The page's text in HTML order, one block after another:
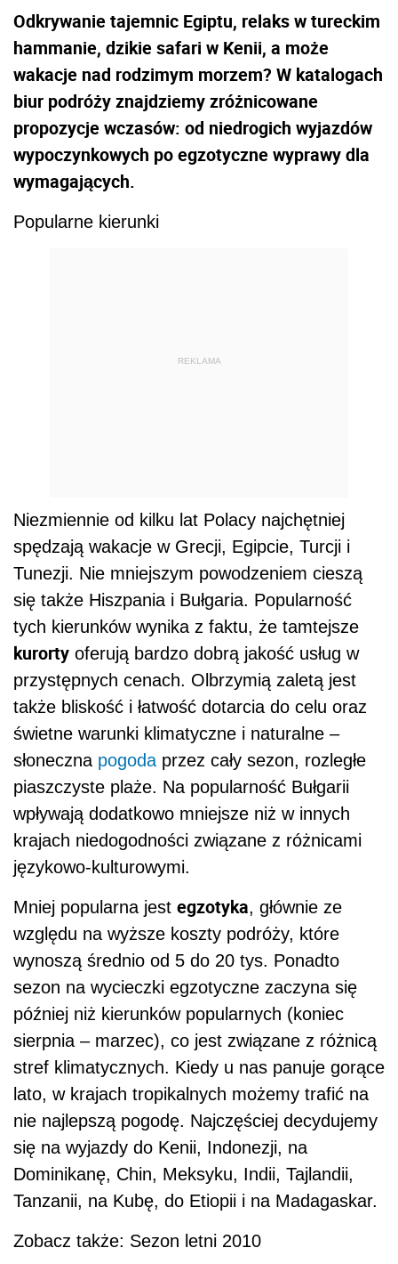
Odkrywanie tajemnic Egiptu, relaks w tureckim
hammanie, dzikie safari w Kenii, a może
wakacje nad rodzimym morzem? W katalogach
biur podróży znajdziemy zróżnicowane
propozycje wczasów: od niedrogich wyjazdów
wypoczynkowych po egzotyczne wyprawy dla
wymagających.
Popularne kierunki
REKLAMA
Niezmiennie od kilku lat Polacy najchętniej
spędzają wakacje w Grecji, Egipcie, Turcji i
Tunezji. Nie mniejszym powodzeniem cieszą
się także Hiszpania i Bułgaria. Popularność
tych kierunków wynika z faktu, że tamtejsze
kurorty oferują bardzo dobrą jakość usług w
przystępnych cenach. Olbrzymią zaletą jest
także bliskość i łatwość dotarcia do celu oraz
świetne warunki klimatyczne i naturalne –
słoneczna pogoda przez cały sezon, rozległe
piaszczyste plaże. Na popularność Bułgarii
wpływają dodatkowo mniejsze niż w innych
krajach niedogodności związane z różnicami
językowo-kulturowymi.
Mniej popularna jest egzotyka, głównie ze
względu na wyższe koszty podróży, które
wynoszą średnio od 5 do 20 tys. Ponadto
sezon na wycieczki egzotyczne zaczyna się
później niż kierunków popularnych (koniec
sierpnia – marzec), co jest związane z różnicą
stref klimatycznych. Kiedy u nas panuje gorące
lato, w krajach tropikalnych możemy trafić na
nie najlepszą pogodę. Najczęściej decydujemy
się na wyjazdy do Kenii, Indonezji, na
Dominikanę, Chin, Meksyku, Indii, Tajlandii,
Tanzanii, na Kubę, do Etiopii i na Madagaskar.
Zobacz także: Sezon letni 2010